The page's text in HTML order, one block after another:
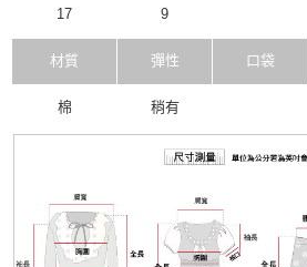
17 9
材質 彈性 口袋
棉 稍有